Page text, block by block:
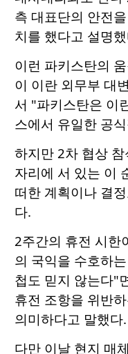
측 대표단의 안전
치를 했다고 설명
이런 파키스탄의
이 이란 외무부 대
서 "파키스탄은 이
스에서 유일한 공
하지만 2차 협상
자리에 서 있는 이
떠한 계획이나 결
다.
2주간의 휴전 시한
의 국익을 수호하
첩도 믿지 않는다"
휴전 조항을 위반
의미하다고 말했다.
다만 이날 현지 매